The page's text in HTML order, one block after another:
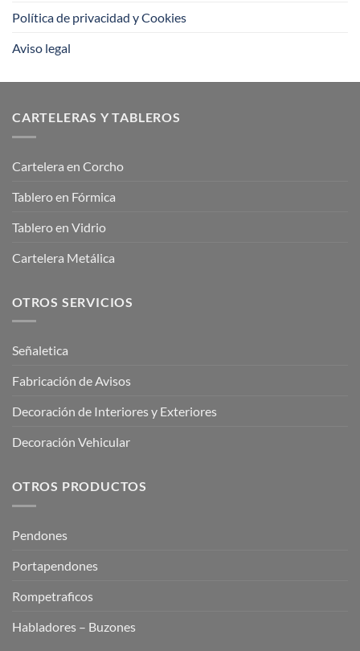
Política de privacidad y Cookies
Aviso legal
CARTELERAS Y TABLEROS
Cartelera en Corcho
Tablero en Fórmica
Tablero en Vidrio
Cartelera Metálica
OTROS SERVICIOS
Señaletica
Fabricación de Avisos
Decoración de Interiores y Exteriores
Decoración Vehicular
OTROS PRODUCTOS
Pendones
Portapendones
Rompetraficos
Habladores – Buzones